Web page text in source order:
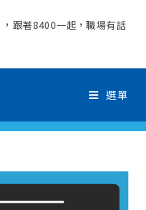
，跟著8400一起，職場有話
選單